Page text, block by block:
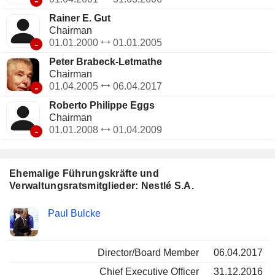
Ehemalige Führungskräfte und
Verwaltungsratsmitglieder: Nestlé S.A.
Insider
Besetzte
Paul Bulcke
Director/Board Member
06.04.2017
Chief Executive Officer
31.12.2016
-
Rainer E. Gut
Chairman
01.01.2000
01.01.2005
-
Peter Brabeck-Letmathe
Chairman
01.04.2005
06.04.2017
-
Roberto Philippe Eggs
Chairman
01.01.2008
01.04.2009